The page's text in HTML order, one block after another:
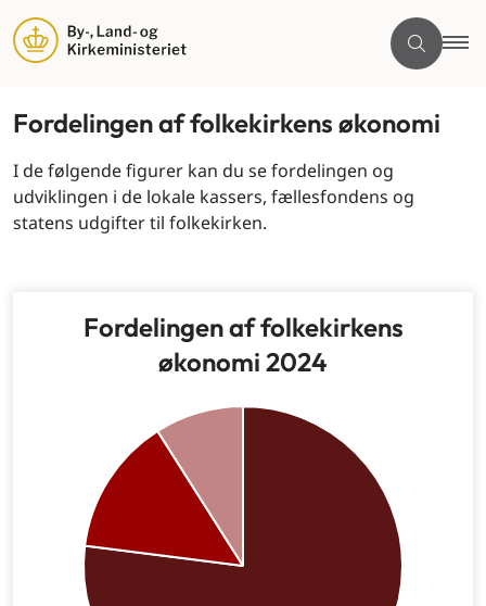
Fordelingen af folkekirkens økonomi
I de følgende figurer kan du se fordelingen og
udviklingen i de lokale kassers, fællesfondens og
statens udgifter til folkekirken.
Fordelingen af folkekirkens
økonomi 2024